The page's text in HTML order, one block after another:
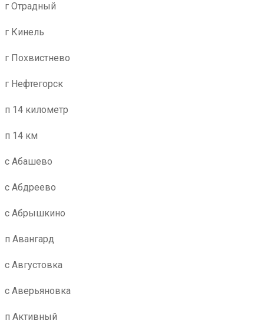
г Отрадный
г Кинель
г Похвистнево
г Нефтегорск
п 14 километр
п 14 км
с Абашево
с Абдреево
с Абрышкино
п Авангард
с Августовка
с Аверьяновка
п Активный